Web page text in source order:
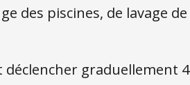
des piscines, de lavage de
graduellement 4